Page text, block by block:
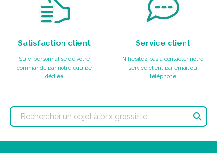
Satisfaction client
Suivi personnalisé de votre
commande par notre équipe
dédiée
Service client
N'hésitez pas à contacter notre
service client par email ou
téléphone
